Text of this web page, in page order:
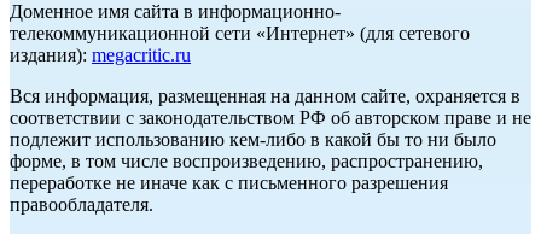
Доменное имя сайта в информационно-
телекоммуникационной сети «Интернет» (для сетевого
издания): megacritic.ru
Вся информация, размещенная на данном сайте, охраняется в
соответствии с законодательством РФ об авторском праве и не
подлежит использованию кем-либо в какой бы то ни было
форме, в том числе воспроизведению, распространению,
переработке не иначе как с письменного разрешения
правообладателя.